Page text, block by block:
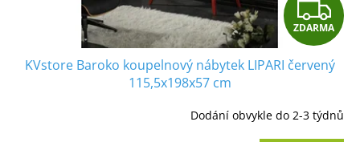
Z
D
A
R
ZDARMA
KVstore Baroko koupelnový nábytek LIPARI červený
115,5x198x57 cm
Dodání obvykle do 2-3 týdnů